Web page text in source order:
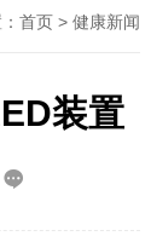
首页 > 健康新闻
装置
